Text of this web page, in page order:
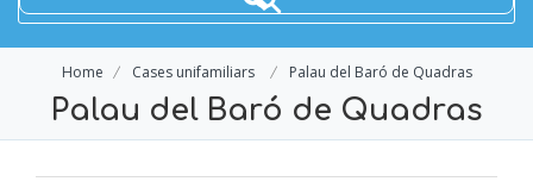
Home Cases unifamiliars Palau del Baró de Quadras
Palau del Baró de Quadras